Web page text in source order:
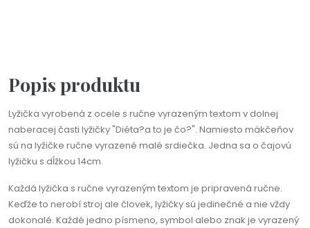
Popis produktu
Lyžička vyrobená z ocele s ručne vyrazeným textom v dolnej
naberacej časti lyžičky "Diéta?a to je čo?". Namiesto mäkčeňov
sú na lyžičke ručne vyrazené malé srdiečka. Jedna sa o čajovú
lyžičku s dĺžkou 14cm.
Každá lyžička s ručne vyrazeným textom je pripravená ručne.
Keďže to nerobí stroj ale človek, lyžičky sú jedinečné a nie vždy
dokonalé. Každé jedno písmeno, symbol alebo znak je vyrazený